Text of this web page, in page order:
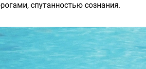
спутанностью сознания.